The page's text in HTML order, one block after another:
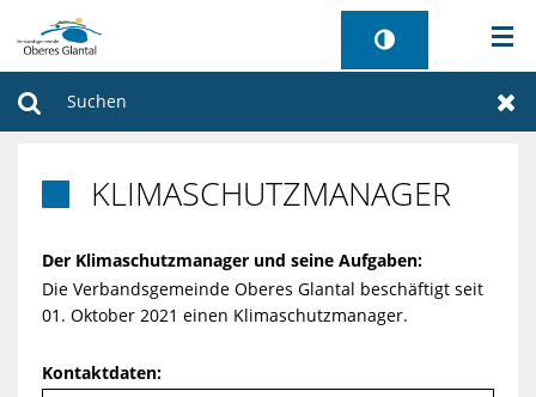
AKTUELLES
VERWALTUNG
KLIMASCHUTZMANAGER
Der Klimaschutzmanager und seine Aufgaben:
Die Verbandsgemeinde Oberes Glantal beschäftigt seit
01. Oktober 2021 einen Klimaschutzmanager.
Kontaktdaten: